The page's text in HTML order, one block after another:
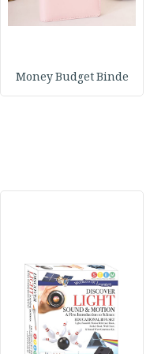
Money Budget Binde